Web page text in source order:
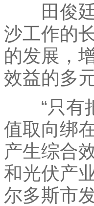
田俊廷
沙工作的
的发展，
效益的多
“只有把
值取向绑
产生综合
和光伏产
尔多斯市